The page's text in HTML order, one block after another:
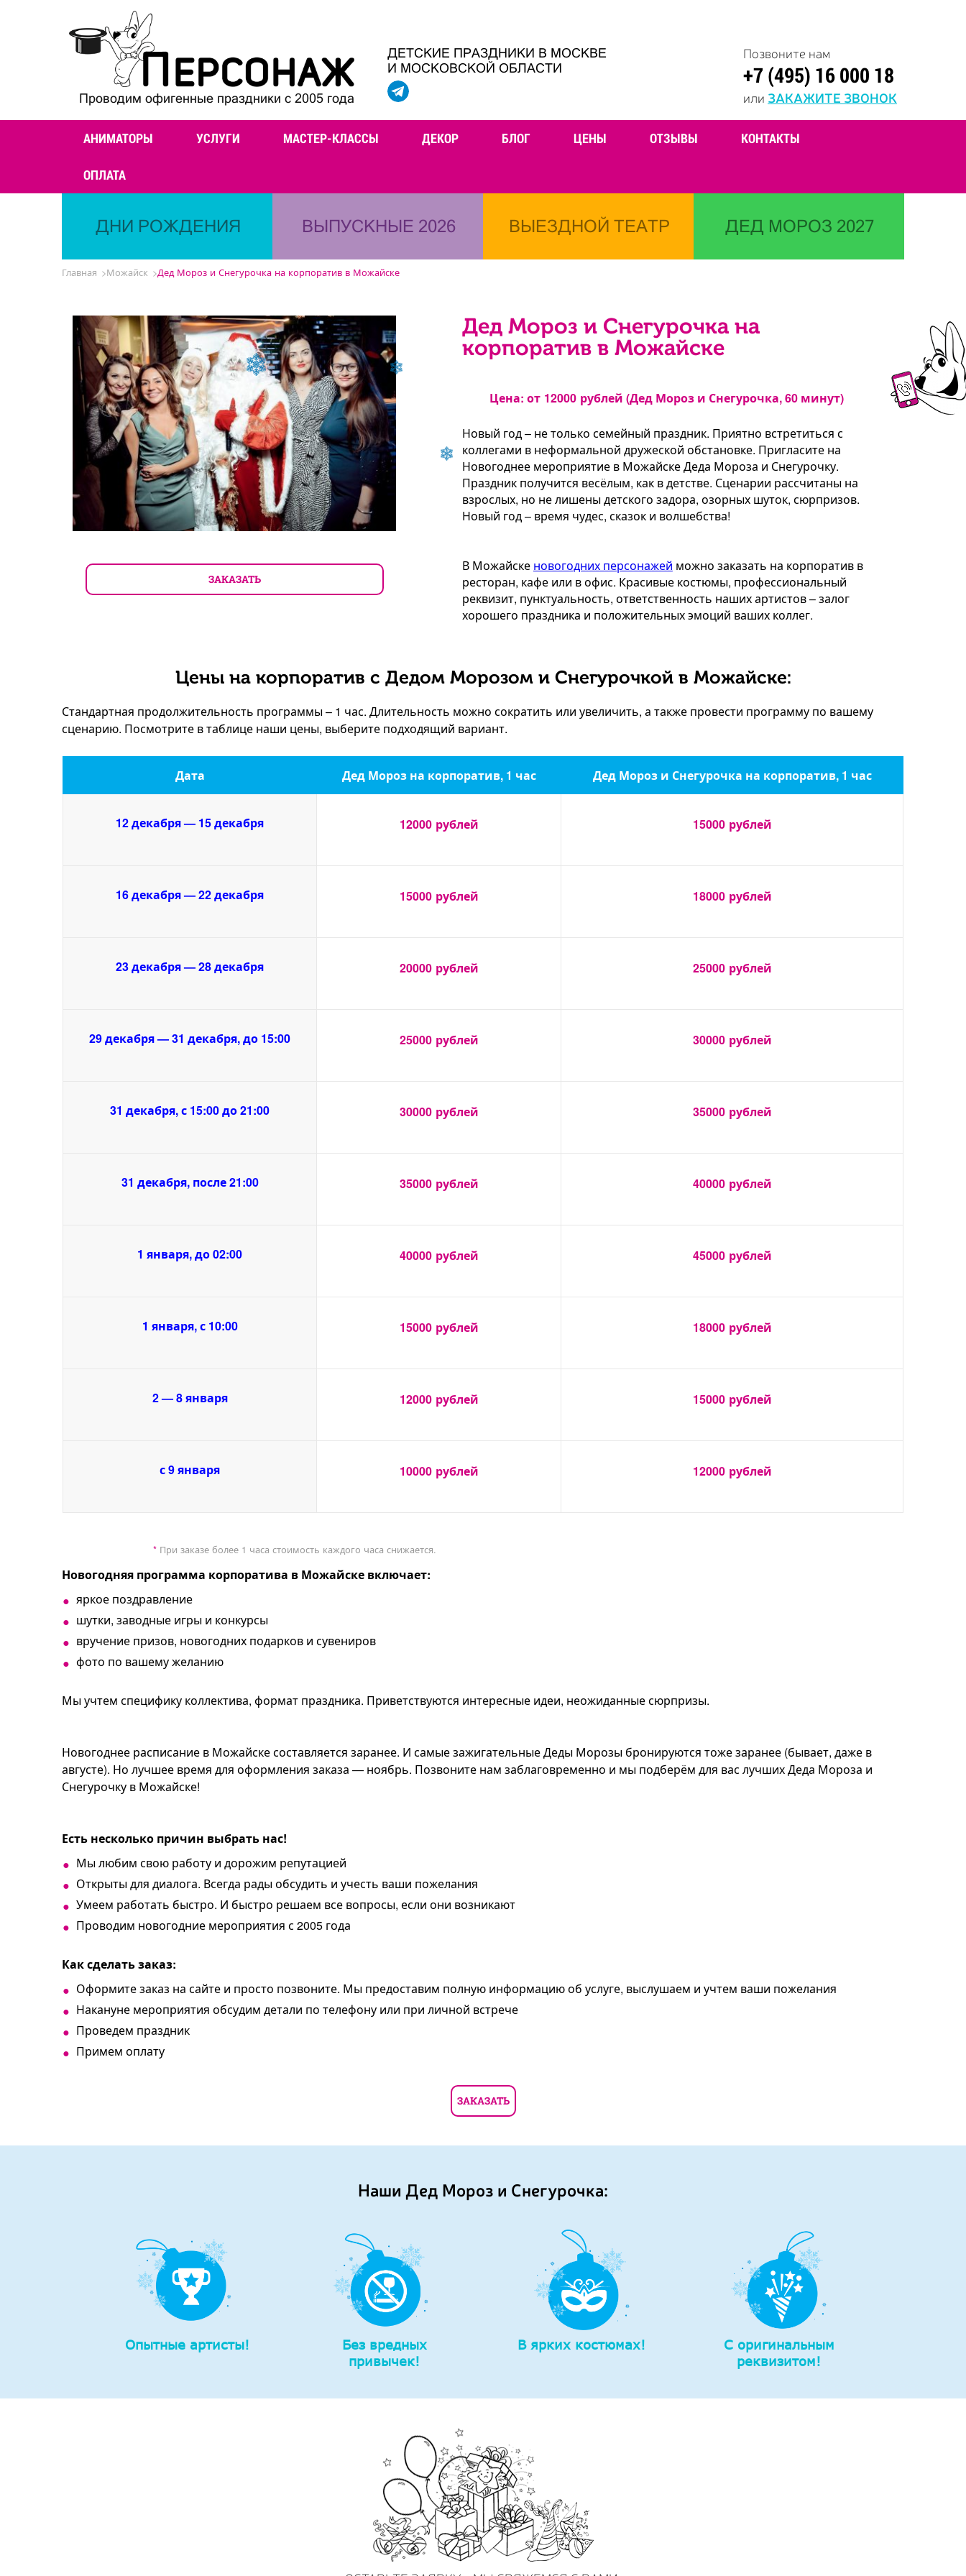
Проводим офигенные праздники с 2005 года
ДЕТСКИЕ ПРАЗДНИКИ В МОСКВЕ
И МОСКОВСКОЙ ОБЛАСТИ
Позвоните нам
+7 (495) 16 000 18
или ЗАКАЖИТЕ ЗВОНОК
АНИМАТОРЫ УСЛУГИ МАСТЕР-КЛАССЫ ДЕКОР БЛОГ ЦЕНЫ ОТЗЫВЫ КОНТАКТЫ
ОПЛАТА
ДНИ РОЖДЕНИЯ ВЫПУСКНЫЕ 2026 ВЫЕЗДНОЙ ТЕАТР ДЕД МОРОЗ 2027
Главная Можайск Дед Мороз и Снегурочка на корпоратив в Можайске
ЗАКАЗАТЬ
Дед Мороз и Снегурочка на
корпоратив в Можайске
Цена: от 12000 рублей (Дед Мороз и Снегурочка, 60 минут)
Новый год – не только семейный праздник. Приятно встретиться с
коллегами в неформальной дружеской обстановке. Пригласите на
Новогоднее мероприятие в Можайске Деда Мороза и Снегурочку.
Праздник получится весёлым, как в детстве. Сценарии рассчитаны на
взрослых, но не лишены детского задора, озорных шуток, сюрпризов.
Новый год – время чудес, сказок и волшебства!
В Можайске новогодних персонажей можно заказать на корпоратив в
ресторан, кафе или в офис. Красивые костюмы, профессиональный
реквизит, пунктуальность, ответственность наших артистов – залог
хорошего праздника и положительных эмоций ваших коллег.
Цены на корпоратив с Дедом Морозом и Снегурочкой в Можайске:
Стандартная продолжительность программы – 1 час. Длительность можно сократить или увеличить, а также провести программу по вашему
сценарию. Посмотрите в таблице наши цены, выберите подходящий вариант.
Дата Дед Мороз на корпоратив, 1 час Дед Мороз и Снегурочка на корпоратив, 1 час
12 декабря — 15 декабря 12000 рублей 15000 рублей
16 декабря — 22 декабря 15000 рублей 18000 рублей
23 декабря — 28 декабря 20000 рублей 25000 рублей
29 декабря — 31 декабря, до 15:00 25000 рублей 30000 рублей
31 декабря, с 15:00 до 21:00 30000 рублей 35000 рублей
31 декабря, после 21:00 35000 рублей 40000 рублей
1 января, до 02:00 40000 рублей 45000 рублей
1 января, с 10:00 15000 рублей 18000 рублей
2 — 8 января 12000 рублей 15000 рублей
с 9 января 10000 рублей 12000 рублей
*При заказе более 1 часа стоимость каждого часа снижается.
Новогодняя программа корпоратива в Можайске включает:
яркое поздравление
шутки, заводные игры и конкурсы
вручение призов, новогодних подарков и сувениров
фото по вашему желанию
Мы учтем специфику коллектива, формат праздника. Приветствуются интересные идеи, неожиданные сюрпризы.
Новогоднее расписание в Можайске составляется заранее. И самые зажигательные Деды Морозы бронируются тоже заранее (бывает, даже в
августе). Но лучшее время для оформления заказа — ноябрь. Позвоните нам заблаговременно и мы подберём для вас лучших Деда Мороза и
Снегурочку в Можайске!
Есть несколько причин выбрать нас!
Мы любим свою работу и дорожим репутацией
Открыты для диалога. Всегда рады обсудить и учесть ваши пожелания
Умеем работать быстро. И быстро решаем все вопросы, если они возникают
Проводим новогодние мероприятия с 2005 года
Как сделать заказ:
Оформите заказ на сайте и просто позвоните. Мы предоставим полную информацию об услуге, выслушаем и учтем ваши пожелания
Накануне мероприятия обсудим детали по телефону или при личной встрече
Проведем праздник
Примем оплату
ЗАКАЗАТЬ
Наши Дед Мороз и Снегурочка:
Опытные артисты!
Без вредных
привычек!
В ярких костюмах!
С оригинальным
реквизитом!